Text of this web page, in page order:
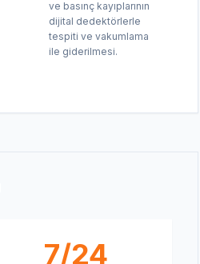
ve basınç kayıplarının
dijital dedektörlerle
tespiti ve vakumlama
ile giderilmesi.
7/24